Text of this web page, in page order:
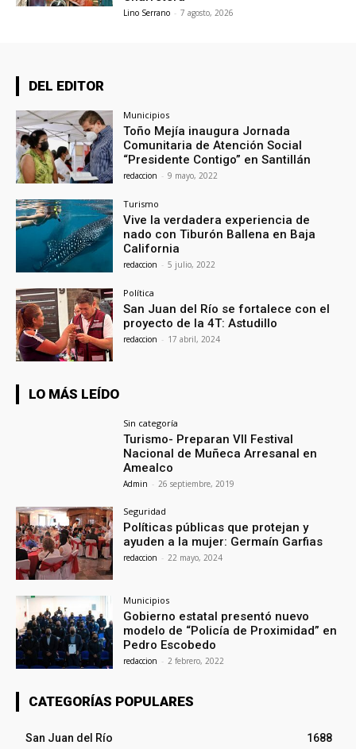
Lino Serrano - 7 agosto, 2026
DEL EDITOR
Municipios
Toño Mejía inaugura Jornada
Comunitaria de Atención Social
“Presidente Contigo” en Santillán
redaccion - 9 mayo, 2022
Turismo
Vive la verdadera experiencia de
nado con Tiburón Ballena en Baja
California
redaccion - 5 julio, 2022
Política
San Juan del Río se fortalece con el
proyecto de la 4T: Astudillo
redaccion - 17 abril, 2024
LO MÁS LEÍDO
Sin categoría
Turismo- Preparan VII Festival
Nacional de Muñeca Arresanal en
Amealco
Admin - 26 septiembre, 2019
Seguridad
Políticas públicas que protejan y
ayuden a la mujer: Germaín Garfias
redaccion - 22 mayo, 2024
Municipios
Gobierno estatal presentó nuevo
modelo de “Policía de Proximidad” en
Pedro Escobedo
redaccion - 2 febrero, 2022
CATEGORÍAS POPULARES
San Juan del Río
1688